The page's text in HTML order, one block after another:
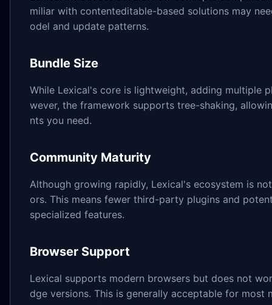
miliar with contenteditable-based solutions may
odel and update patterns.
Bundle Size
While Lexical's core is lightweight, adding multiple
wever, the framework supports tree-shaking,
nts you need.
Community Maturity
Although growing rapidly, Lexical's ecosystem is
ors. This means fewer third-party plugins and
specialized features.
Browser Support
Lexical supports modern browsers but does not
dge versions. This is generally acceptable for most